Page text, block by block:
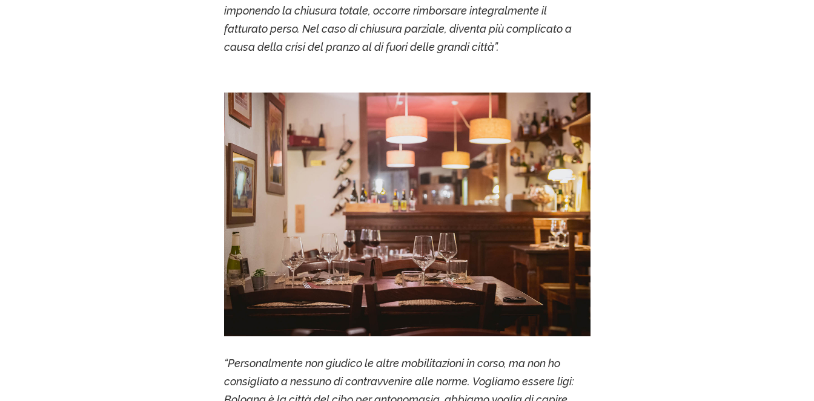
imponendo la chiusura totale, occorre rimborsare integralmente il
fatturato perso. Nel caso di chiusura parziale, diventa più complicato a
causa della crisi del pranzo al di fuori delle grandi città”.
“Personalmente non giudico le altre mobilitazioni in corso, ma non ho
consigliato a nessuno di contravvenire alle norme. Vogliamo essere ligi: